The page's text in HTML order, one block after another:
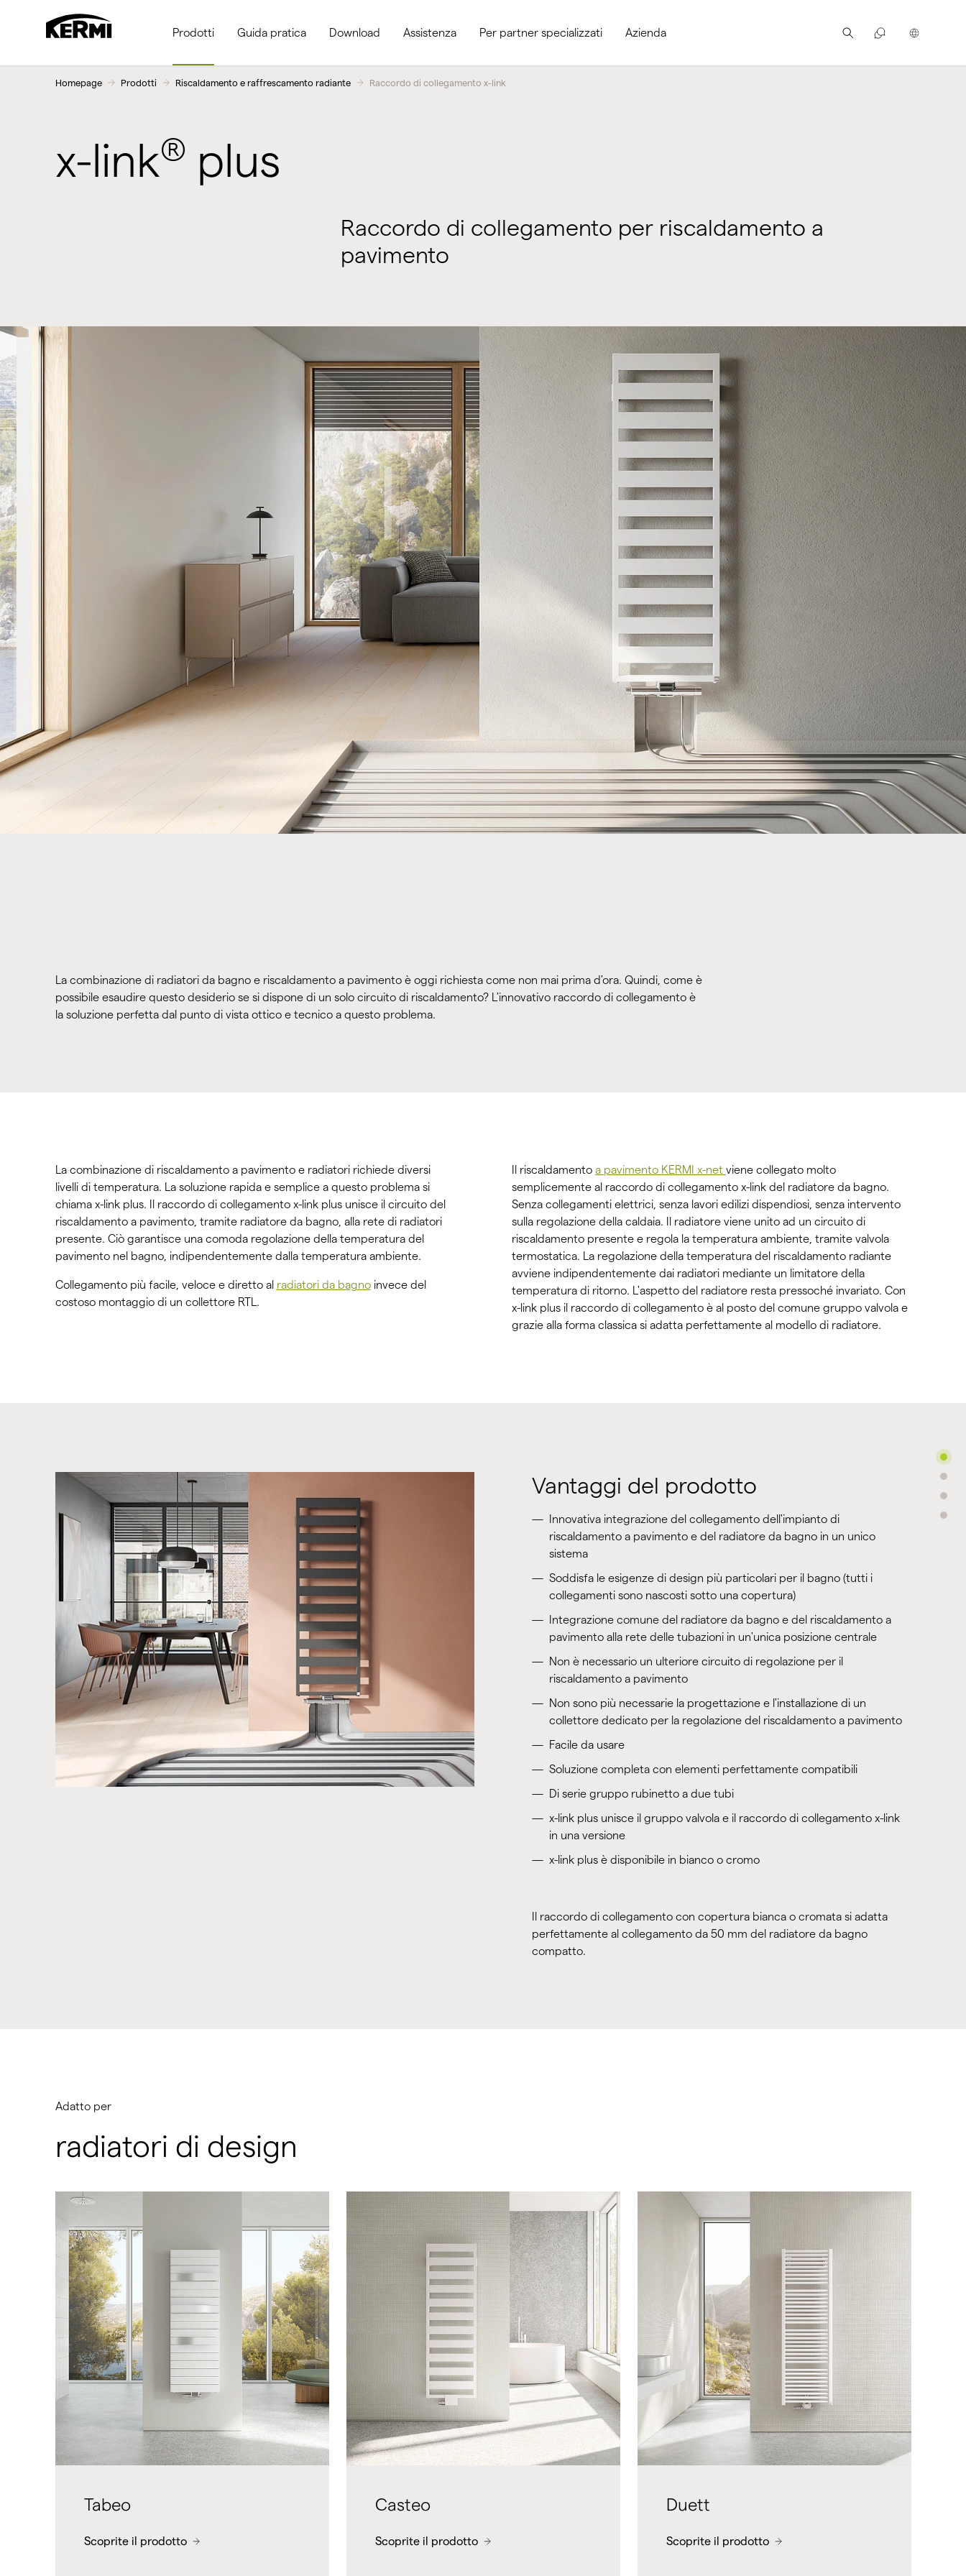
Prodotti Guida pratica Download Assistenza Per partner specializzati Azienda
Homepage Prodotti Riscaldamento e raffrescamento radiante Raccordo di collegamento x-link
x-link® plus
Raccordo di collegamento per riscaldamento a
pavimento
La combinazione di radiatori da bagno e riscaldamento a pavimento è oggi richiesta come non mai prima d'ora. Quindi, come è
possibile esaudire questo desiderio se si dispone di un solo circuito di riscaldamento? L'innovativo raccordo di collegamento è
la soluzione perfetta dal punto di vista ottico e tecnico a questo problema.
La combinazione di riscaldamento a pavimento e radiatori richiede diversi
livelli di temperatura. La soluzione rapida e semplice a questo problema si
chiama x-link plus. Il raccordo di collegamento x-link plus unisce il circuito del
riscaldamento a pavimento, tramite radiatore da bagno, alla rete di radiatori
presente. Ciò garantisce una comoda regolazione della temperatura del
pavimento nel bagno, indipendentemente dalla temperatura ambiente.
Collegamento più facile, veloce e diretto al radiatori da bagnoinvece del
costoso montaggio di un collettore RTL.
Il riscaldamento a pavimento KERMI x-net viene collegato molto
semplicemente al raccordo di collegamento x-link del radiatore da bagno.
Senza collegamenti elettrici, senza lavori edilizi dispendiosi, senza intervento
sulla regolazione della caldaia. Il radiatore viene unito ad un circuito di
riscaldamento presente e regola la temperatura ambiente, tramite valvola
termostatica. La regolazione della temperatura del riscaldamento radiante
avviene indipendentemente dai radiatori mediante un limitatore della
temperatura di ritorno. L'aspetto del radiatore resta pressoché invariato. Con
x-link plus il raccordo di collegamento è al posto del comune gruppo valvola e
grazie alla forma classica si adatta perfettamente al modello di radiatore.
Vantaggi del prodotto
Innovativa integrazione del collegamento dell'impianto di
riscaldamento a pavimento e del radiatore da bagno in un unico
sistema
Soddisfa le esigenze di design più particolari per il bagno (tutti i
collegamenti sono nascosti sotto una copertura)
Integrazione comune del radiatore da bagno e del riscaldamento a
pavimento alla rete delle tubazioni in un'unica posizione centrale
Non è necessario un ulteriore circuito di regolazione per il
riscaldamento a pavimento
Non sono più necessarie la progettazione e l'installazione di un
collettore dedicato per la regolazione del riscaldamento a pavimento
Facile da usare
Soluzione completa con elementi perfettamente compatibili
Di serie gruppo rubinetto a due tubi
x-link plus unisce il gruppo valvola e il raccordo di collegamento x-link
in una versione
x-link plus è disponibile in bianco o cromo
Il raccordo di collegamento con copertura bianca o cromata si adatta
perfettamente al collegamento da 50 mm del radiatore da bagno
compatto.
Adatto per
radiatori di design
Tabeo
Scoprite il prodotto
Casteo
Scoprite il prodotto
Duett
Scoprite il prodotto